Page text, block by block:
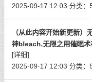
2025-09-17 12:03 分类：
（从此内容开始新更新
神bleach,无限之用催眠
[详细]
2025-09-17 12:03 分类：